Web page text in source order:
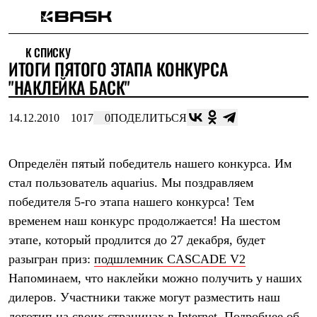
Интернет-магазин
Мужская одежда
Утепленная пухом
Куртки
Жилеты
Куртки
Брюки
Штормовая одежда
Куртки
Софтшелл одежда
Куртки
Брюки
Флисовая одежда
Куртки
Брюки
К СПИСКУ
ИТОГИ ПЯТОГО ЭТАПА КОНКУРСА
"НАКЛЕЙКА БАСК"
14.12.2010 1017 0ПОДЕЛИТЬСЯ
Определён пятый победитель нашего конкурса. Им
стал пользователь aquarius. Мы поздравляем
победителя 5-го этапа нашего конкурса! Тем
временем наш конкурс продолжается! На шестом
этапе, который продлится до 27 декабря, будет
разыгран приз: подшлемник CASCADE V2
Напоминаем, что наклейки можно получить у наших
дилеров. Участники также могут разместить наш